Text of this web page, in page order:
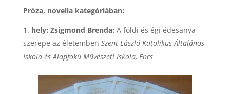
Próza, novella kategóriában:
hely: Zsigmond Brenda: A földi és égi édesanya
szerepe az életemben Szent László Katolikus Általános
Iskola és Alapfokú Művészeti Iskola, Encs